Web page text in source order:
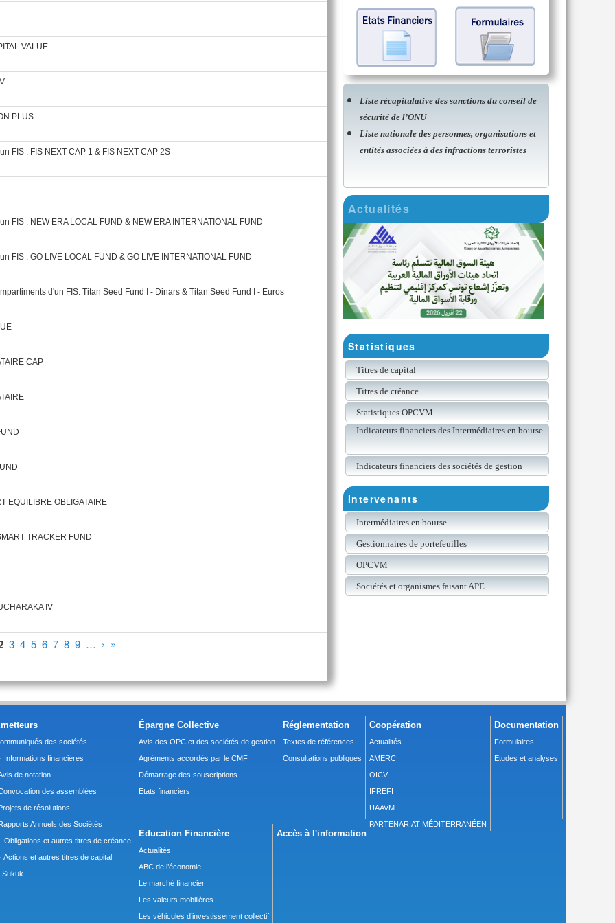
VALUE
PLUS
FIS : FIS NEXT CAP 1 & FIS NEXT CAP 2S
FIS : NEW ERA LOCAL FUND & NEW ERA INTERNATIONAL FUND
FIS : GO LIVE LOCAL FUND & GO LIVE INTERNATIONAL FUND
d'un FIS: Titan Seed Fund I - Dinars & Titan Seed Fund I - Euros
CAP
EQUILIBRE OBLIGATAIRE
TRACKER FUND
IV
3 4 5 6 7 8 9 … › »
Liste récapitulative des sanctions du conseil de
sécurité de l’ONU
Liste nationale des personnes, organisations et
entités associées à des infractions terroristes
Actualités
Statistiques
Titres de capital
Titres de créance
Statistiques OPCVM
Indicateurs financiers des Intermédiaires en bourse
Indicateurs financiers des sociétés de gestion
Intervenants
Intermédiaires en bourse
Gestionnaires de portefeuilles
OPCVM
Sociétés et organismes faisant APE
des sociétés
financières
de notation
des assemblées
de résolutions
Annuels des Sociétés
et autres titres de créance
et autres titres de capital
Épargne Collective
Avis des OPC et des sociétés de gestion
Agréments accordés par le CMF
Démarrage des souscriptions
Etats financiers
Réglementation
Textes de références
Consultations publiques
Coopération
Actualités
AMERC
OICV
IFREFI
UAAVM
PARTENARIAT MÉDITERRANÉEN
Documentation
Formulaires
Etudes et analyses
Education Financière
Actualités
ABC de l’économie
Le marché financier
Les valeurs mobilières
Les véhicules d’investissement collectif
Accès à l'information